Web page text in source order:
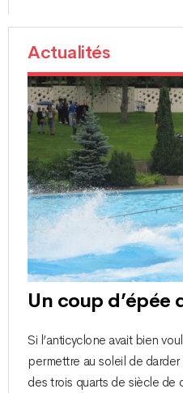
Actualités
Un coup d’épée
Si l’anticyclone avait bien
permettre au soleil de
des trois quarts de siècle de